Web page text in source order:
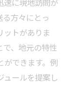
速に現地訪問が
方々にとっ
ットがありま
で、地元の特性
ができます。例
ュールを提案し